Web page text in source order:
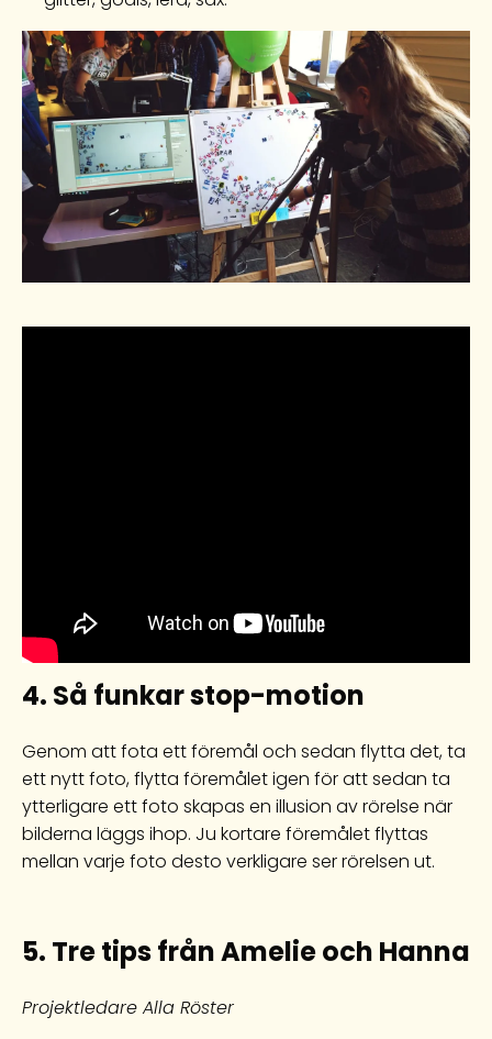
4. Så funkar stop-motion
Genom att fota ett föremål och sedan flytta det, ta
ett nytt foto, flytta föremålet igen för att sedan ta
ytterligare ett foto skapas en illusion av rörelse när
bilderna läggs ihop. Ju kortare föremålet flyttas
mellan varje foto desto verkligare ser rörelsen ut.
5. Tre tips från Amelie och Hanna
Projektledare Alla Röster